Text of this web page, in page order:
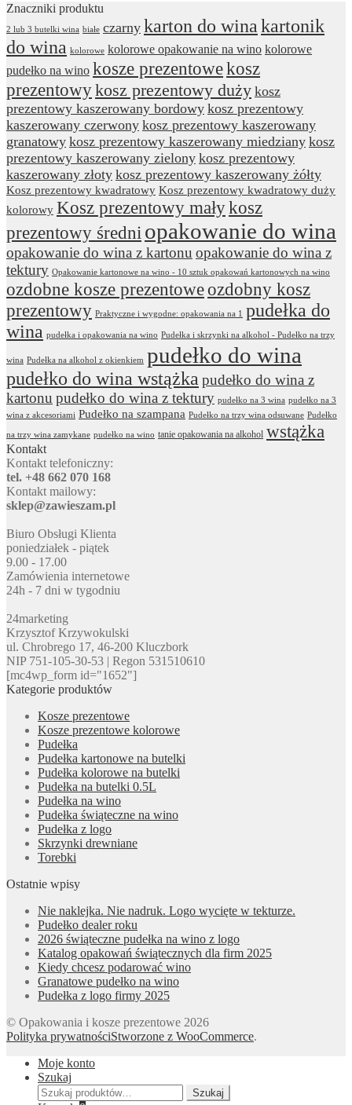
Znaczniki produktu
2 lub 3 butelki wina białe czarny karton do wina kartonik
do wina kolorowe kolorowe opakowanie na wino kolorowe
pudełko na wino kosze prezentowekosz
prezentowykosz prezentowy duży kosz
prezentowy kaszerowany bordowy kosz prezentowy
kaszerowany czerwony kosz prezentowy kaszerowany
granatowy kosz prezentowy kaszerowany miedziany kosz
prezentowy kaszerowany zielony kosz prezentowy
kaszerowany złoty kosz prezentowy kaszerowany żółty
Kosz prezentowy kwadratowy Kosz prezentowy kwadratowy duży
kolorowy Kosz prezentowy małykosz
prezentowy średni opakowanie do wina
opakowanie do wina z kartonu opakowanie do wina z
tektury Opakowanie kartonowe na wino - 10 sztuk opakowań kartonowych na wino
ozdobne kosze prezentoweozdobny kosz
prezentowy Praktyczne i wygodne: opakowania na 1
pudełka do
wina pudełka i opakowania na wino Pudełka i skrzynki na alkohol - Pudełko na trzy
wina Pudełka na alkohol z okienkiem pudełko do wina
pudełko do wina wstążka pudełko do wina z
kartonu pudełko do wina z tektury pudełko na 3 wina pudełko na 3
wina z akcesoriami Pudełko na szampana Pudełko na trzy wina odsuwane Pudełko
na trzy wina zamykane pudełko na wino tanie opakowania na alkohol wstążka
Kontakt
Kontakt telefoniczny:
tel. +48 662 070 168
Kontakt mailowy:
sklep@zawieszam.pl
Biuro Obsługi Klienta
poniedziałek - piątek
9.00 - 17.00
Zamówienia internetowe
24h - 7 dni w tygodniu
24marketing
Krzysztof Krzywokulski
ul. Chrobrego 17, 46-200 Kluczbork
NIP 751-105-30-53 | Regon 531510610
[mc4wp_form id="1652"]
Kategorie produktów
Kosze prezentowe
Kosze prezentowe kolorowe
Pudełka
Pudełka kartonowe na butelki
Pudełka kolorowe na butelki
Pudełka na butelki 0.5L
Pudełka na wino
Pudełka świąteczne na wino
Pudełka z logo
Skrzynki drewniane
Torebki
Ostatnie wpisy
Nie naklejka. Nie nadruk. Logo wycięte w tekturze.
Pudełko dealer roku
2026 świąteczne pudełka na wino z logo
Katalog opakowań świątecznych dla firm 2025
Kiedy chcesz podarować wino
Granatowe pudełko na wino
Pudełka z logo firmy 2025
© Opakowania i kosze prezentowe 2026
Polityka prywatnościStworzone z WooCommerce.
Moje konto
Szukaj
Szukaj:
Szukaj